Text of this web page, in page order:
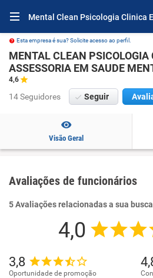
Esta empresa é sua? Solicite acesso ao perfil.
MENTAL CLEAN PSICOLOGIA
ASSESSORIA EM SAUDE
4,6
14 Seguidores Seguir
Visão Geral
Avaliações de funcionários
5 Avaliações relacionadas a sua busca
4,0
3,8
Oportunidade de promoção